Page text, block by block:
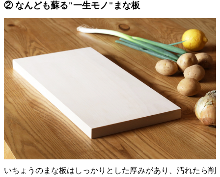
② なんども蘇る"一生モノ"まな板
いちょうのまな板はしっかりとした厚みがあり、汚れたら削